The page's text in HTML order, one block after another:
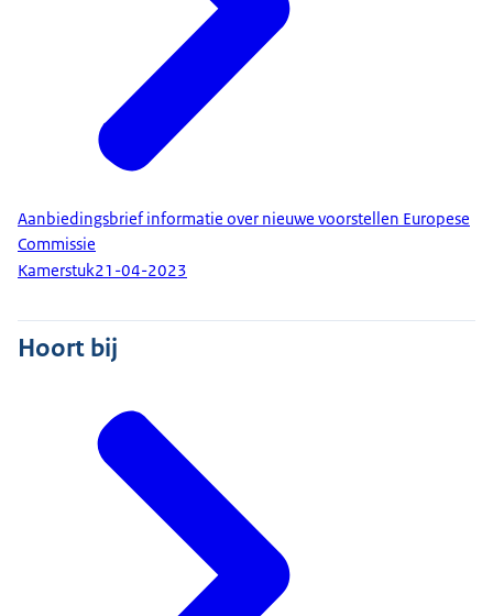
Aanbiedingsbrief informatie over nieuwe voorstellen Europese
Commissie
Kamerstuk21-04-2023
Hoort bij